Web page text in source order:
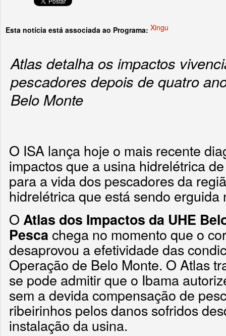
Esta notícia está associada ao Programa: Xingu
Atlas detalha os impactos
pescadores depois de quatro
Belo Monte
O ISA lança hoje o mais recente
impactos que a usina hidrelétrica
para a vida dos pescadores da
hidrelétrica que está sendo erguida
O Atlas dos Impactos da UHE
Pesca chega no momento que o
desaprovou a efetividade das
Operação de Belo Monte. O Atlas
se pode admitir que o Ibama
sem a devida compensação de
ribeirinhos pelos danos sofridos
instalação da usina.